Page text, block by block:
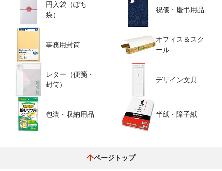
円入袋（ぽち
袋）
祝儀・慶弔用品
事務用封筒
オフィス＆スク
ール
レター（便箋・
封筒）
デザイン文具
包装・収納用品 半紙・障子紙
ページトップ